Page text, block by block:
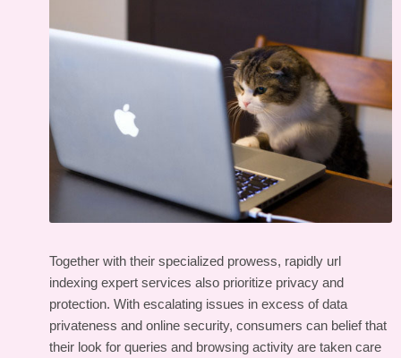
Together with their specialized prowess, rapidly url
indexing expert services also prioritize privacy and
protection. With escalating issues in excess of data
privateness and online security, consumers can belief that
their look for queries and browsing activity are taken care